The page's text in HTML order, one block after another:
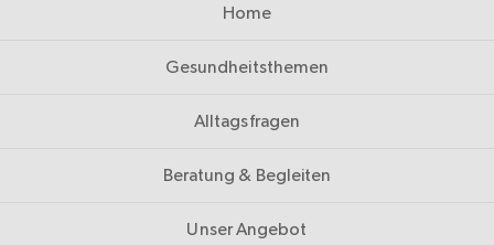
Home
Gesundheitsthemen
Alltagsfragen
Beratung & Begleiten
Unser Angebot